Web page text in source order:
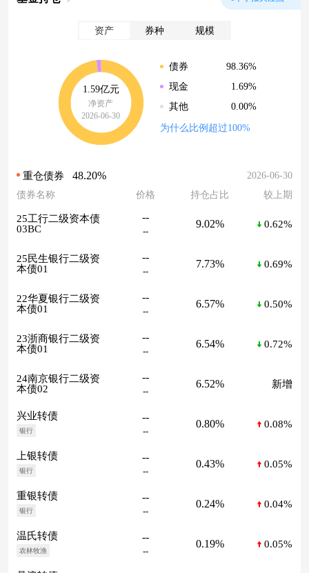
资产 券种 规模
1.59亿元
净资产
2026-06-30
债券
98.36%
现金
1.69%
其他
0.00%
为什么比例超过100%
重仓债券 48.20%
2026-06-30
债券名称
价格 持仓占比 较上期
25工行二级资本债
03BC
--
--
9.02% 0.62%
25民生银行二级资
本债01
--
--
7.73% 0.69%
22华夏银行二级资
本债01
--
--
6.57% 0.50%
23浙商银行二级资
本债01
--
--
6.54% 0.72%
24南京银行二级资
本债02
--
--
6.52% 新增
兴业转债
银行
--
--
0.80% 0.08%
上银转债
银行
--
--
0.43% 0.05%
重银转债
银行
--
--
0.24% 0.04%
温氏转债
农林牧渔
--
--
0.19% 0.05%